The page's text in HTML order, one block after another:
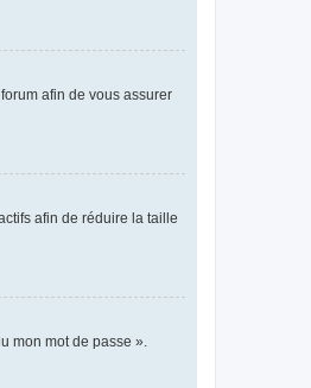
afin de vous assurer
afin de réduire la taille
mon mot de passe ».